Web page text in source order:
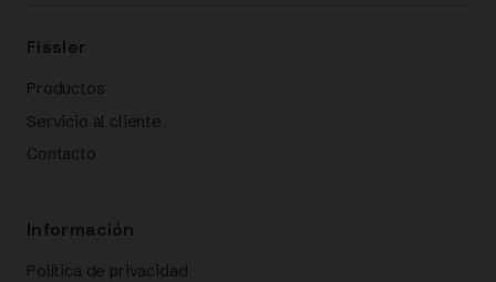
Fissler
Productos
Servicio al cliente
Contacto
Información
Política de privacidad